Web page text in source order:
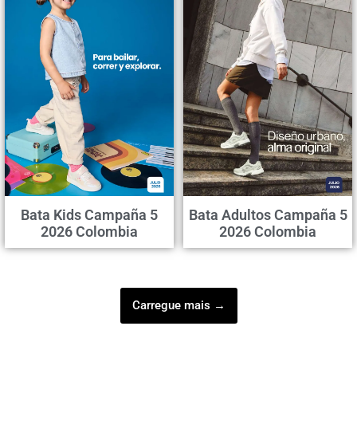
Bata Kids Campaña 5
2026 Colombia
Bata Adultos Campaña 5
2026 Colombia
Carregue mais →